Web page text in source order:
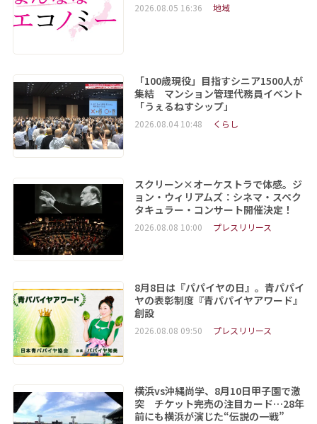
2026.08.05 16:36 地域
「100歳現役」目指すシニア1500人が
集結 マンション管理代務員イベント
「うぇるねすシップ」
2026.08.04 10:48 くらし
スクリーン×オーケストラで体感。ジ
ョン・ウィリアムズ：シネマ・スペク
タキュラー・コンサート開催決定！
2026.08.08 10:00 プレスリリース
8月8日は『パパイヤの日』。青パパイ
ヤの表彰制度『青パパイヤアワード』
創設
2026.08.08 09:50 プレスリリース
横浜vs沖縄尚学、8月10日甲子園で激
突 チケット完売の注目カード…28年
前にも横浜が演じた“伝説の一戦”